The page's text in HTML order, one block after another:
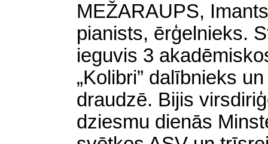
MEŽARAUPS,
pianists, ērģelnieks.
ieguvis 3
„Kolibri” dalībnieks
draudzē. Bijis
dziesmu dienās